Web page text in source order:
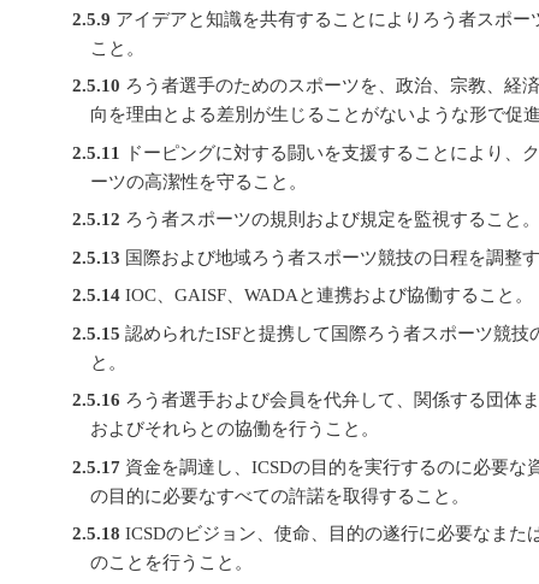
2.5.9 アイデアと知識を共有することによりろう者スポ
こと。
2.5.10 ろう者選手のためのスポーツを、政治、宗教、経
向を理由とよる差別が生じることがないような形で促
2.5.11
ドーピングに対する闘いを支援することにより、
ーツの高潔性を守ること。
2.5.12 ろう者スポーツの規則および規定を監視すること。
2.5.13 国際および地域ろう者スポーツ競技の日程を調整
2.5.14 IOC、GAISF、WADAと連携および協働すること。
2.5.15 認められたISFと提携して国際ろう者スポーツ競
と。
2.5.16 ろう者選手および会員を代弁して、関係する団体
およびそれらとの協働を行うこと。
2.5.17 資金を調達し、ICSDの目的を実行するのに必要な
の目的に必要なすべての許諾を取得すること。
2.5.18 ICSDのビジョン、使命、目的の遂行に必要なまた
のことを行うこと。